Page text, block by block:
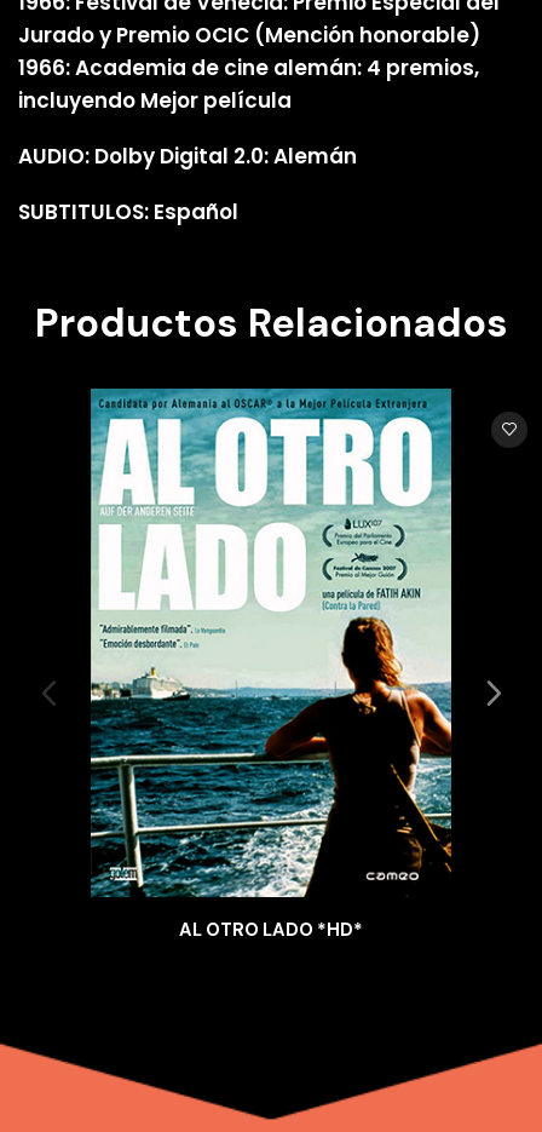
Jurado y Premio OCIC (Mención honorable)
1966: Academia de cine alemán: 4 premios,
incluyendo Mejor película
AUDIO: Dolby Digital 2.0: Alemán
SUBTITULOS: Español
Productos Relacionados
AL OTRO LADO *HD*